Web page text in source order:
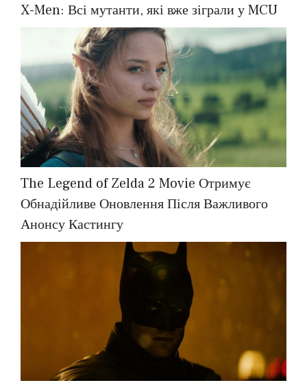
X-Men: Всі мутанти, які вже зіграли у MCU
The Legend of Zelda 2 Movie Отримує
Обнадійливе Оновлення Після Важливого
Анонсу Кастингу